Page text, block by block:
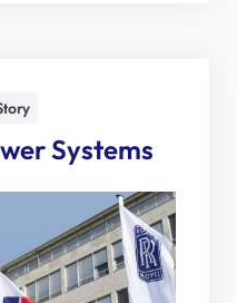
Systems